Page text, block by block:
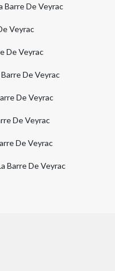
Barre De Veyrac
Veyrac
De Veyrac
De Veyrac
De Veyrac
De Veyrac
De Veyrac
Barre De Veyrac